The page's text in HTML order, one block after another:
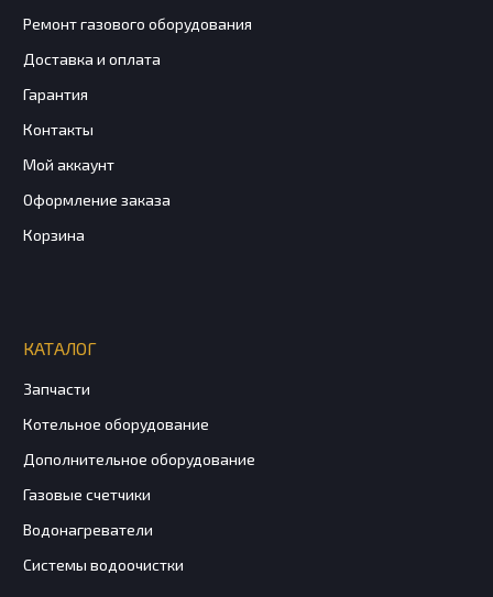
Ремонт газового оборудования
Доставка и оплата
Гарантия
Контакты
Мой аккаунт
Оформление заказа
Корзина
КАТАЛОГ
Запчасти
Котельное оборудование
Дополнительное оборудование
Газовые счетчики
Водонагреватели
Системы водоочистки